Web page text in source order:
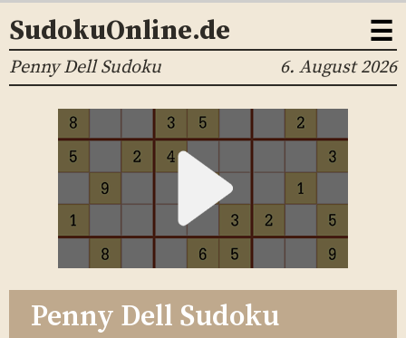
☰
SudokuOnline.de
Penny Dell Sudoku 6. August 2026
Penny Dell Sudoku